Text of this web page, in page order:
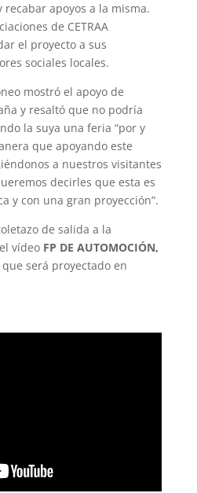
apoyos a la misma.
de CETRAA
el proyecto a sus
sociales locales.
mostró el apoyo de
y resaltó que no podría
la suya una feria “por y
que apoyando este
a nuestros visitantes
decirles que esta es
y con una gran proyección”.
de salida a la
vídeo FP DE AUTOMOCIÓN,
que será proyectado en